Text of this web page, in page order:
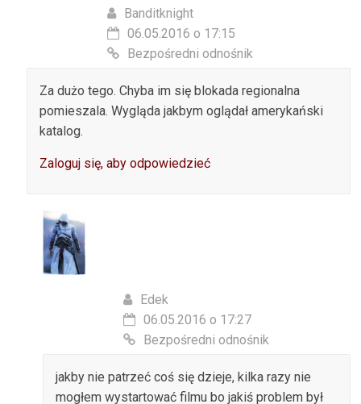
Banditknight
06.05.2016 o 17:15
Bezpośredni odnośnik
Za dużo tego. Chyba im się blokada regionalna
pomieszala. Wygląda jakbym oglądał amerykański
katalog.
Zaloguj się, aby odpowiedzieć
Edek
06.05.2016 o 17:27
Bezpośredni odnośnik
jakby nie patrzeć coś się dzieje, kilka razy nie
mogłem wystartować filmu bo jakiś problem był